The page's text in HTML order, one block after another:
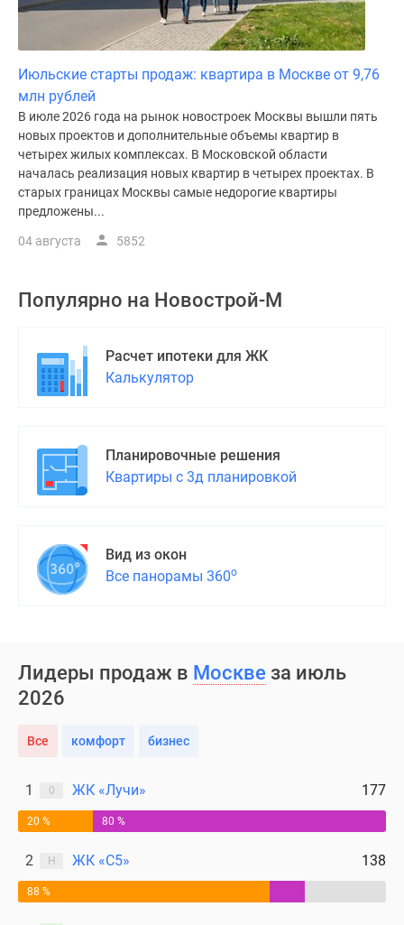
Июльские старты продаж: квартира в Москве от 9,76
млн рублей
В июле 2026 года на рынок новостроек Москвы вышли пять
новых проектов и дополнительные объемы квартир в
четырех жилых комплексах. В Московской области
началась реализация новых квартир в четырех проектах. В
старых границах Москвы самые недорогие квартиры
предложены...
04 августа 5852
Популярно на Новострой-М
Расчет ипотеки для ЖК
Калькулятор
Планировочные решения
Квартиры с 3д планировкой
Вид из окон
Все панорамы 360о
Лидеры продаж в Москве за июль
2026
Все комфорт бизнес
1 0 ЖК «Лучи» 177
20 % 80 %
2 Н ЖК «С5» 138
88 %